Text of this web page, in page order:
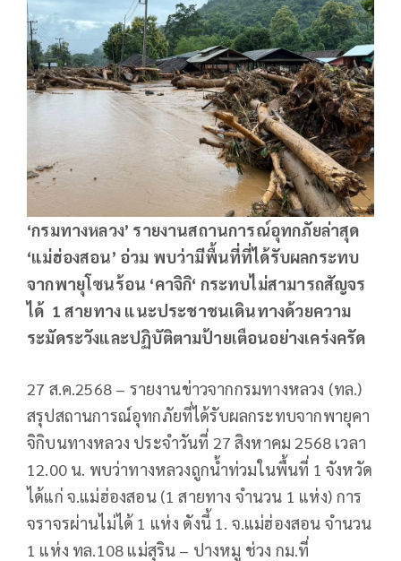
‘กรมทางหลวง’ รายงานสถานการณ์อุทกภัยล่าสุด
‘แม่ฮ่องสอน’ อ่วม พบว่ามีพื้นที่ที่ได้รับผลกระทบ
จากพายุโซนร้อน ‘คาจิกิ‘ กระทบไม่สามารถสัญจร
ได้ 1 สายทาง แนะประชาชนเดินทางด้วยความ
ระมัดระวังและปฏิบัติตามป้ายเตือนอย่างเคร่งครัด
27 ส.ค.2568 – รายงานข่าวจากกรมทางหลวง (ทล.)
สรุปสถานการณ์อุทกภัยที่ได้รับผลกระทบจากพายุคา
จิกิบนทางหลวง ประจำวันที่ 27 สิงหาคม 2568 เวลา
12.00 น. พบว่าทางหลวงถูกน้ำท่วมในพื้นที่ 1 จังหวัด
ได้แก่ จ.แม่ฮ่องสอน (1 สายทาง จำนวน 1 แห่ง) การ
จราจรผ่านไม่ได้ 1 แห่ง ดังนี้ 1. จ.แม่ฮ่องสอน จำนวน
1 แห่ง ทล.108 แม่สุริน – ปางหมู ช่วง กม.ที่